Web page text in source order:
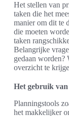
Het stellen van
taken die het
manier om dit te
die moeten
taken
Belangrijke
gedaan worden?
overzicht te
Het gebruik
Planningstools
het makkelijker